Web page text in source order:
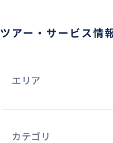
・事前に教えていただき
ご希望日：
上記のご希望の場所２〜
ツアー・サービス情
エリア
カテゴリ